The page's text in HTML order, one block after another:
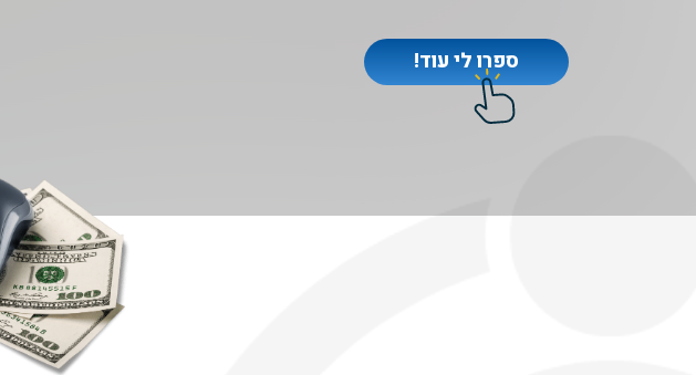
ספרו לי עוד!